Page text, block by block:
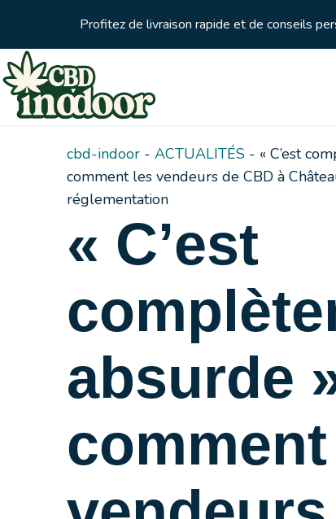
Profitez de livraison rapide et de conseils
cbd-indoor - ACTUALITÉS - « C’est
comment les vendeurs de CBD à
réglementation
« C’est
absurde